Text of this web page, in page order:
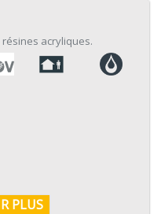
résines acryliques.
PLUS